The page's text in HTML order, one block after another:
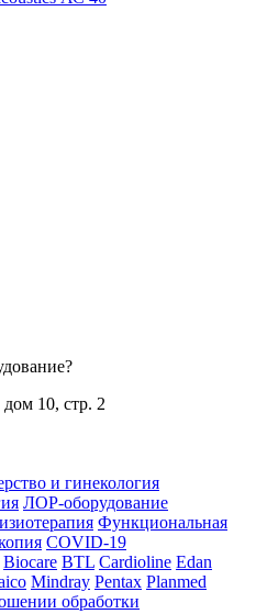
10, стр. 2
и гинекология
ЛОР-оборудование
Функциональная
COVID-19
Biocare BTL Cardioline Edan
Mindray Pentax Planmed
обработки